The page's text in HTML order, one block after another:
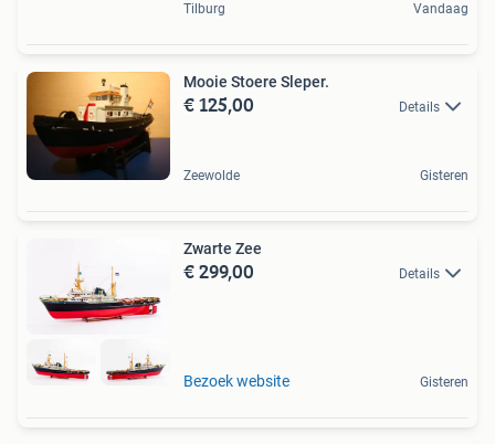
Tilburg Vandaag
Mooie Stoere Sleper.
€ 125,00 Details
Zeewolde Gisteren
Zwarte Zee
€ 299,00 Details
Bezoek website Gisteren